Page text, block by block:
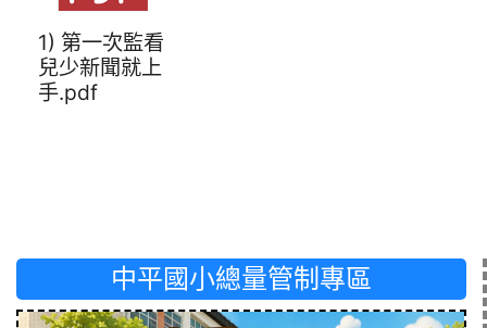
1) 第一次監看
兒少新聞就上
手.pdf
中平國小總量管制專區